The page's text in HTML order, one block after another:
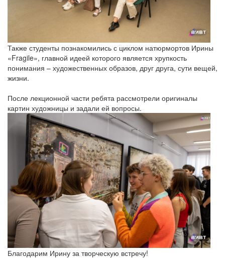
Также студенты познакомились с циклом натюрмортов Ирины
«Fragile», главной идеей которого является хрупкость
понимания – художественных образов, друг друга, сути вещей,
жизни.
После лекционной части ребята рассмотрели оригиналы
картин художницы и задали ей вопросы.
Благодарим Ирину за творческую встречу!